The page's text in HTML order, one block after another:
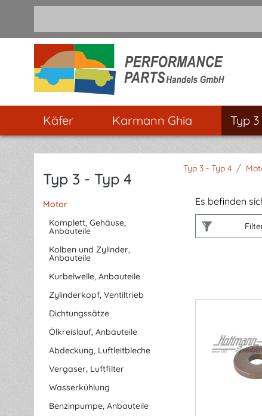
Käfer Karmann Ghia Typ
Typ 3 - Typ 4
Motor
Komplett, Gehäuse,
Anbauteile
Kolben und Zylinder,
Anbauteile
Kurbelwelle, Anbauteile
Zylinderkopf, Ventiltrieb
Dichtungssätze
Ölkreislauf, Anbauteile
Abdeckung, Luftleitbleche
Vergaser, Luftfilter
Wasserkühlung
Benzinpumpe, Anbauteile
Typ 3 - Typ 4 /
Es befinden